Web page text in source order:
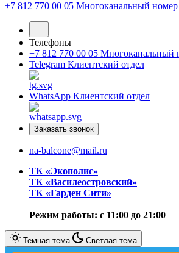
+7 812 770 00 05 Многоканальный номер
Телефоны
+7 812 770 00 05 Многоканальный
Telegram Клиентский отдел
WhatsApp Клиентский отдел
Заказать звонок
na-balcone@mail.ru
ТК «Экополис»
ТК «Василеостровский»
ТК «Гарден Сити»
Режим работы: с 11:00 до 21:00
Темная тема Светлая тема